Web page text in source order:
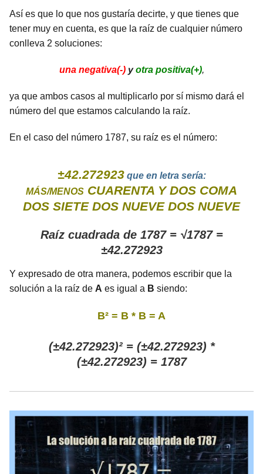
Así es que lo que nos gustaría decirte, y que tienes que
tener muy en cuenta, es que la raíz de cualquier número
conlleva 2 soluciones:
una negativa(-)yotra positiva(+),
ya que ambos casos al multiplicarlo por sí mismo dará el
número del que estamos calculando la raíz.
En el caso del número 1787, su raíz es el número:
±42.272923que en letra sería:
MÁS/MENOS CUARENTA Y DOS COMA
DOS SIETE DOS NUEVE DOS NUEVE
Raíz cuadrada de 1787 = √1787 =
±42.272923
Y expresado de otra manera, podemos escribir que la
solución a la raíz de A es igual a B siendo:
B² = B * B = A
(±42.272923)² = (±42.272923) *
(±42.272923) = 1787